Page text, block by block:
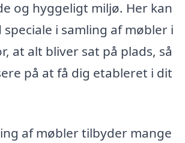
og hyggeligt miljø. Her kan
i samling af møbler i
at alt bliver sat på plads, så
på at få dig etableret i dit
af møbler tilbyder mange